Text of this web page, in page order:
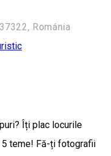
Románia
Îți plac locurile
5 teme! Fă-ți fotografii